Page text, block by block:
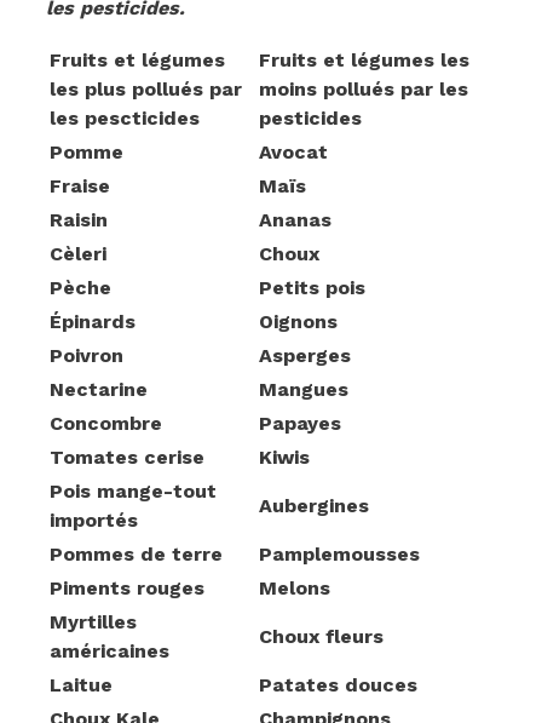
les pesticides.
Fruits et légumes
les plus pollués par
les pescticides
Fruits et légumes les
moins pollués par les
pesticides
Pomme
Avocat
Fraise
Maïs
Raisin
Ananas
Cèleri
Choux
Pèche
Petits pois
Épinards
Oignons
Poivron
Asperges
Nectarine
Mangues
Concombre
Papayes
Tomates cerise
Kiwis
Pois mange-tout
importés
Aubergines
Pommes de terre
Pamplemousses
Piments rouges
Melons
Myrtilles
américaines
Choux fleurs
Laitue
Patates douces